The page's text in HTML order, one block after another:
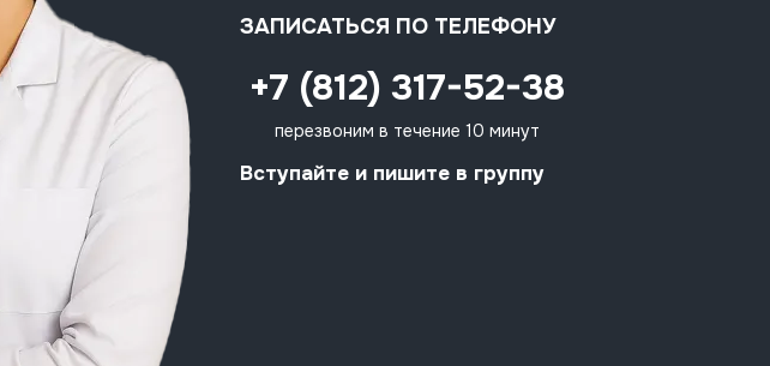
ЗАПИСАТЬСЯ ПО ТЕЛЕФОНУ
+7 (812) 317-52-38
перезвоним в течение 10 минут
Вступайте и пишите в группу